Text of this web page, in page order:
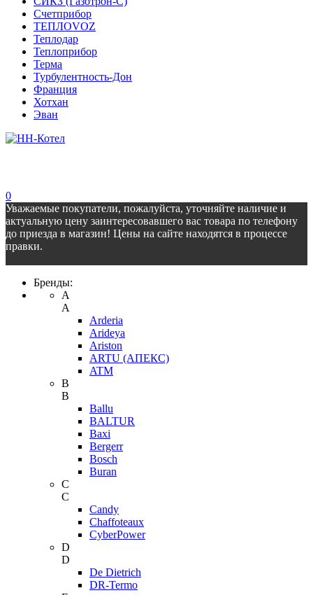
Счетприбор
ТЕПЛОVOZ
Теплодар
Теплоприбор
Терма
Турбулентность-Дон
Франция
Хотхан
Эван
0
Уважаемые покупатели, пожалуйста, уточняйте наличие и
актуальную цену заинтересовавшего вас товара по телефону
до приезда в магазин! Цены на сайте находятся в процессе
правки.
Бренды:
A
A
Arderia
Arideya
Ariston
ARTU (АПЕКС)
ATM
B
B
Ballu
BALTUR
Baxi
Bergerr
Bosch
Buran
C
C
Candy
Chaffoteaux
CyberPower
D
D
De Dietrich
DR-Termo